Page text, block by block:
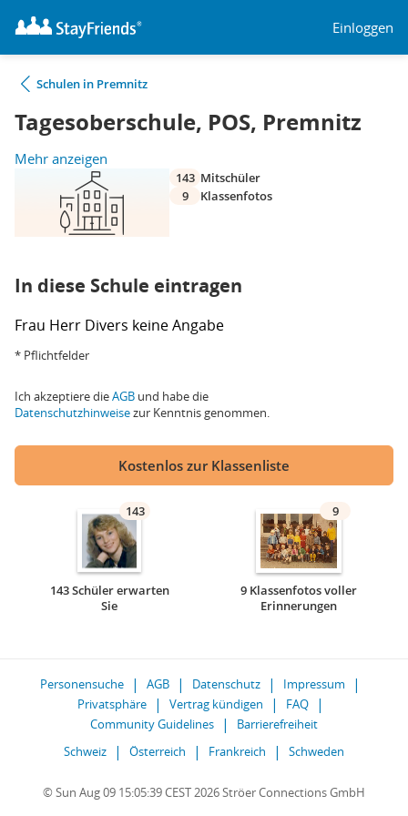
Einloggen
Schulen in Premnitz
Tagesoberschule, POS, Premnitz
Mehr anzeigen
143 Mitschüler
9
Klassenfotos
In diese Schule eintragen
Frau Herr Divers keine Angabe
* Pflichtfelder
Ich akzeptiere dieAGB und habe die
Datenschutzhinweisezur Kenntnis genommen.
Kostenlos zur Klassenliste
143
143 Schüler erwarten
Sie
9
9 Klassenfotos voller
Erinnerungen
Personensuche AGB Datenschutz
Impressum
Privatsphäre
Vertrag kündigen
FAQ
Community Guidelines
Barrierefreiheit
Schweiz
Österreich Frankreich Schweden
© Sun Aug 09 15:05:39 CEST 2026 Ströer Connections GmbH